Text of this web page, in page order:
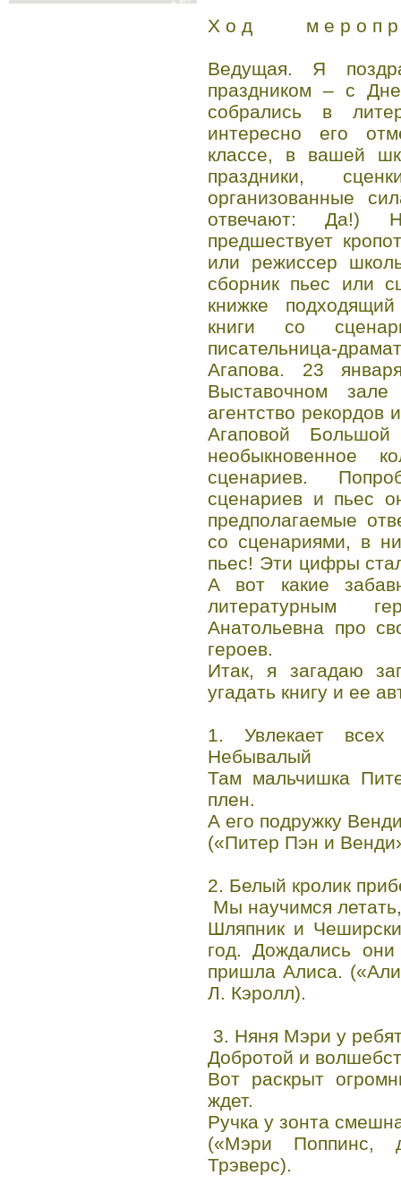
Х о д м е р о п р
Ведущая. Я
праздником – с
собрались в
интересно его
классе, в вашей
праздники,
организованные
отвечают: Да!)
предшествует
или режиссер
сборник пьес или
книжке
книги со
писательница-
Агапова. 23
Выставочном
агентство рекордов
Агаповой
необыкновенное
сценариев.
сценариев и пьес
предполагаемые
со сценариями, в
пьес! Эти цифры
А вот какие
литературным
Анатольевна про
героев.
Итак, я загадаю
угадать книгу и ее
1. Увлекает
Небывалый
Там мальчишка
плен.
А его подружку
(«Питер Пэн и
2. Белый кролик
Мы научимся
Шляпник и
год. Дождались
пришла Алиса.
Л. Кэролл).
3. Няня Мэри у
Добротой и
Вот раскрыт
ждет.
Ручка у зонта
(«Мэри Поппинс,
Трэверс).